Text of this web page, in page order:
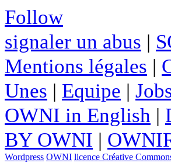
Follow
signaler un abus |
Mentions légales |
Unes | Equipe |
OWNI in English |
BY OWNI |
Wordpress OWNI licence Créative